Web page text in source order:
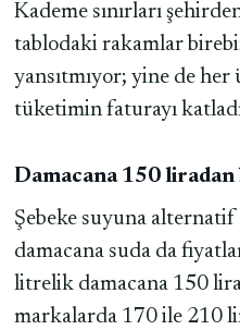
Kademe sınırları
tablodaki rakamlar
yansıtmıyor; yine de
tüketimin faturayı
Damacana 150 liradan
Şebeke suyuna
damacana suda da
litrelik damacana 150
markalarda 170 ile 210